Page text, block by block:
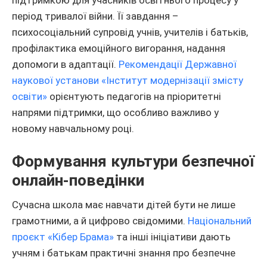
період тривалої війни. Її завдання –
психосоціальний супровід учнів, учителів і батьків,
профілактика емоційного вигорання, надання
допомоги в адаптації. Рекомендації Державної
наукової установи «Інститут модернізації змісту
освіти» орієнтують педагогів на пріоритетні
напрями підтримки, що особливо важливо у
новому навчальному році.
Формування культури безпечної
онлайн-поведінки
Сучасна школа має навчати дітей бути не лише
грамотними, а й цифрово свідомими. Національний
проєкт «Кібер Брама» та інші ініціативи дають
учням і батькам практичні знання про безпечне